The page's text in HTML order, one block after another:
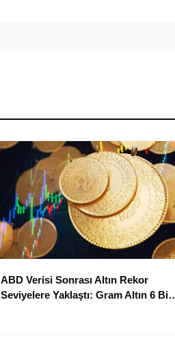
ABD Verisi Sonrası Altın Rekor
Seviyelere Yaklaştı: Gram Altın 6 Bin